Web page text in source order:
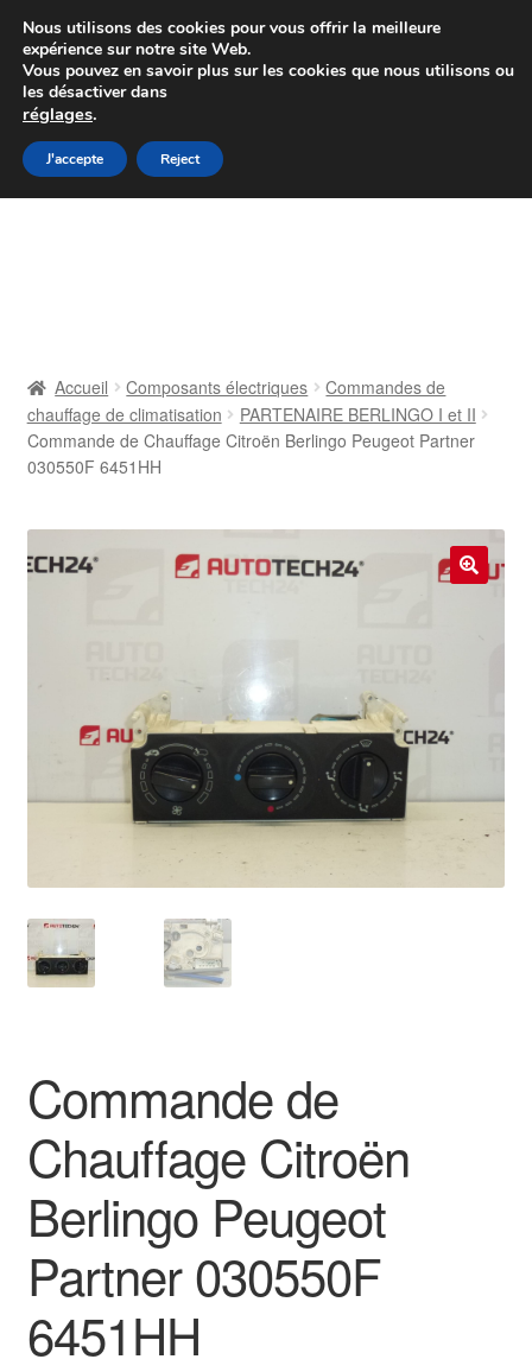
Colissimo livraison à partir de 7 EUR
Du lundi au vendredi de 9 h à 16 h
Aller
à
Aller
au
Contact
Livraison internationale
Paiements
Panier
Plainte
Politique de confidentialité
Procédure de Réclamation
Termes et conditions
Accueil Composants électriques
Commandes de
chauffage de climatisation
PARTENAIRE BERLINGO I et II
Commande de Chauffage Citroën Berlingo Peugeot Partner
030550F 6451HH
Commande de
Chauffage Citroën
Berlingo Peugeot
Partner 030550F
6451HH
Nous utilisons des cookies pour vous offrir la meilleure
expérience sur notre site Web.
Vous pouvez en savoir plus sur les cookies que nous utilisons ou
les désactiver dans
réglages.
J'accepte Reject